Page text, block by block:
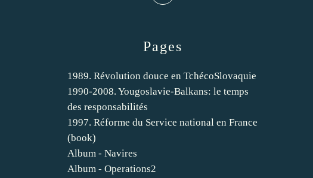
Pages
1989. Révolution douce en TchécoSlovaquie
1990-2008. Yougoslavie-Balkans: le temps
des responsabilités
1997. Réforme du Service national en France
(book)
Album - Navires
Album - Operations2